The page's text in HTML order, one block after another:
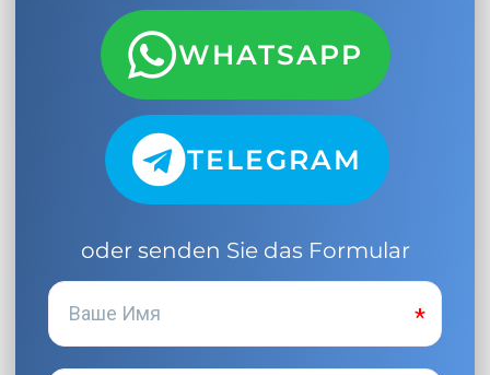
WHATSAPP
TELEGRAM
oder senden Sie das Formular